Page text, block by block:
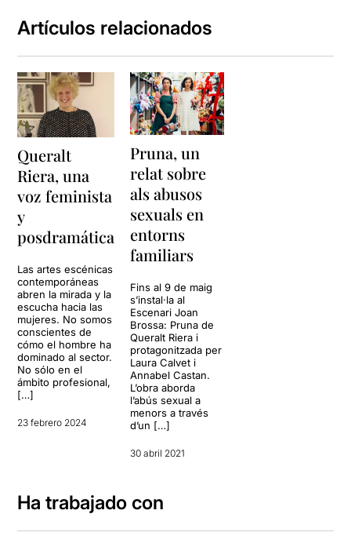
Artículos relacionados
Queralt
Riera, una
voz feminista
y
posdramática
Las artes escénicas
contemporáneas
abren la mirada y la
escucha hacia las
mujeres. No somos
conscientes de
cómo el hombre ha
dominado al sector.
No sólo en el
ámbito profesional,
[…]
23 febrero 2024
Pruna, un
relat sobre
als abusos
sexuals en
entorns
familiars
Fins al 9 de maig
s’instal·la al
Escenari Joan
Brossa: Pruna de
Queralt Riera i
protagonitzada per
Laura Calvet i
Annabel Castan.
L’obra aborda
l’abús sexual a
menors a través
d’un […]
30 abril 2021
Ha trabajado con